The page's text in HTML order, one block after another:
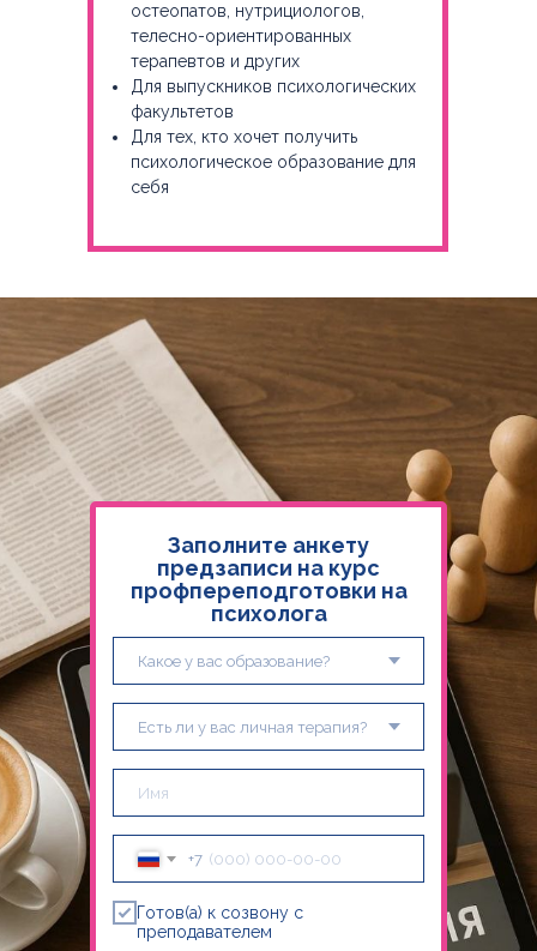
остеопатов, нутрициологов,
телесно-ориентированных
терапевтов и других
Для выпускников психологических
факультетов
Для тех, кто хочет получить
психологическое образование для
себя
Заполните анкету
предзаписи на курс
профпереподготовки на
психолога
+7
Готов(а) к созвону с
преподавателем